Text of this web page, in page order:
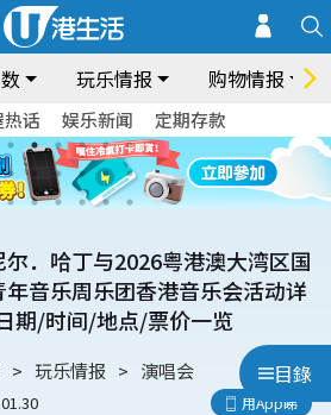
玩乐情报 购物情报
热话 娱乐新闻 定期存款
目錄
尔．哈丁与2026粤港澳大湾区国
年音乐周乐团香港音乐会活动详
期/时间/地点/票价一览
玩乐情报 演唱会
用App睇